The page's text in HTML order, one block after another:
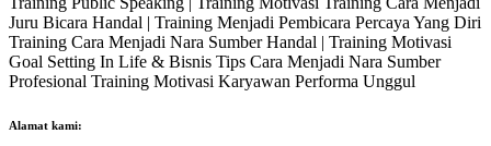
Juru Bicara Handal | Training Menjadi Pembicara Percaya Yang Diri
Training Cara Menjadi Nara Sumber Handal | Training Motivasi
Goal Setting In Life & Bisnis Tips Cara Menjadi Nara Sumber
Profesional Training Motivasi Karyawan Performa Unggul
Alamat kami: